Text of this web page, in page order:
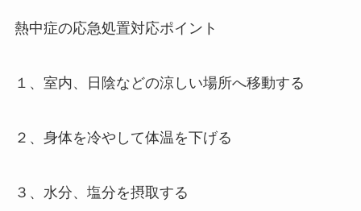
熱中症の応急処置対応ポイント
１、室内、日陰などの涼しい場所へ移動する
２、身体を冷やして体温を下げる
３、水分、塩分を摂取する